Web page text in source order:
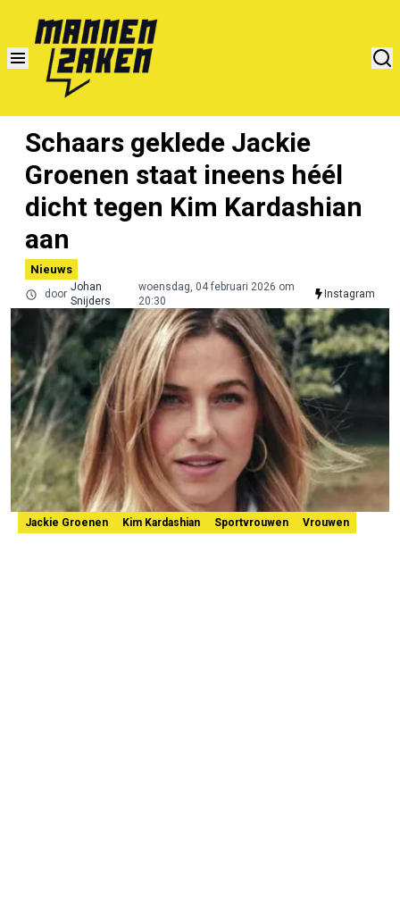
Schaars geklede Jackie
Groenen staat ineens héél
dicht tegen Kim Kardashian
aan
Nieuws
door
Johan
Snijders
woensdag, 04 februari 2026 om
20:30
Instagram
Jackie Groenen Kim Kardashian Sportvrouwen Vrouwen